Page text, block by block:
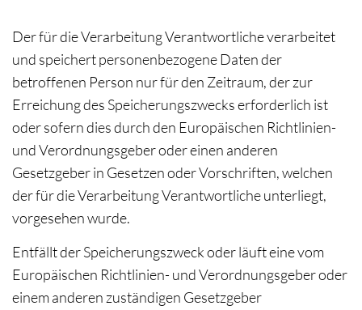
Der für die Verarbeitung Verantwortliche verarbeitet
und speichert personenbezogene Daten der
betroffenen Person nur für den Zeitraum, der zur
Erreichung des Speicherungszwecks erforderlich ist
oder sofern dies durch den Europäischen Richtlinien-
und Verordnungsgeber oder einen anderen
Gesetzgeber in Gesetzen oder Vorschriften, welchen
der für die Verarbeitung Verantwortliche unterliegt,
vorgesehen wurde.
Entfällt der Speicherungszweck oder läuft eine vom
Europäischen Richtlinien- und Verordnungsgeber oder
einem anderen zuständigen Gesetzgeber